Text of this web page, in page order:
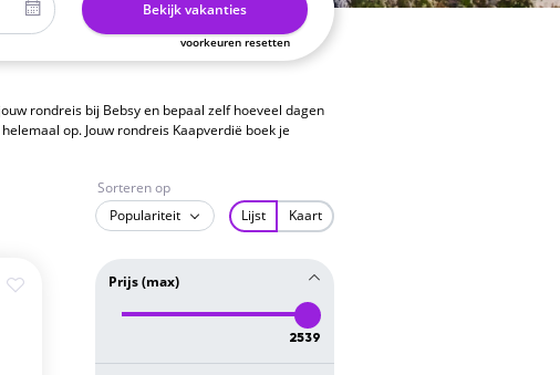
Bekijk vakanties
voorkeuren resetten
rondreis bij Bebsy en bepaal zelf hoeveel dagen
op. Jouw rondreis Kaapverdië boek je
Sorteren op
Populariteit
Lijst Kaart
Prijs (max)
2539